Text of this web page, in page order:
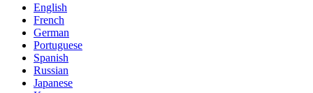
English
French
German
Portuguese
Spanish
Russian
Japanese